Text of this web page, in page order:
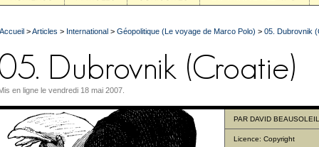
Accueil >Articles > International > Géopolitique (Le voyage de Marco Polo) > 05. Dubrovnik
en ligne le vendredi 18 mai 2007.
PAR DAVID BEAUSOLEIL
Licence: Copyright